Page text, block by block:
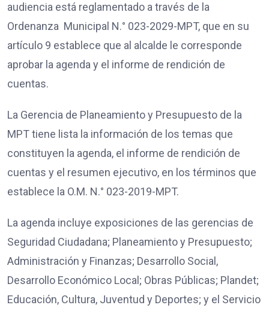
audiencia está reglamentado a través de la
Ordenanza Municipal N.° 023-2029-MPT, que en su
artículo 9 establece que al alcalde le corresponde
aprobar la agenda y el informe de rendición de
cuentas.
La Gerencia de Planeamiento y Presupuesto de la
MPT tiene lista la información de los temas que
constituyen la agenda, el informe de rendición de
cuentas y el resumen ejecutivo, en los términos que
establece la O.M. N.° 023-2019-MPT.
La agenda incluye exposiciones de las gerencias de
Seguridad Ciudadana; Planeamiento y Presupuesto;
Administración y Finanzas; Desarrollo Social,
Desarrollo Económico Local; Obras Públicas; Plandet;
Educación, Cultura, Juventud y Deportes; y el Servicio